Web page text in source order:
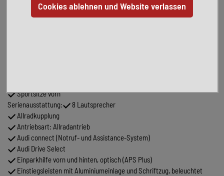
Lendenwirbelstützen vorn, elektr. verstellbar
Matrix-LED-Scheinwerfer
Sportsitze vorn
Serienausstattung:
8 Lautsprecher
Allradkupplung
Antriebsart: Allradantrieb
Audi connect (Notruf- und Assistance-System)
Audi Drive Select
Einparkhilfe vorn und hinten, optisch (APS Plus)
Einstiegsleisten mit Aluminiumeinlage und Schriftzug, beleuchtet